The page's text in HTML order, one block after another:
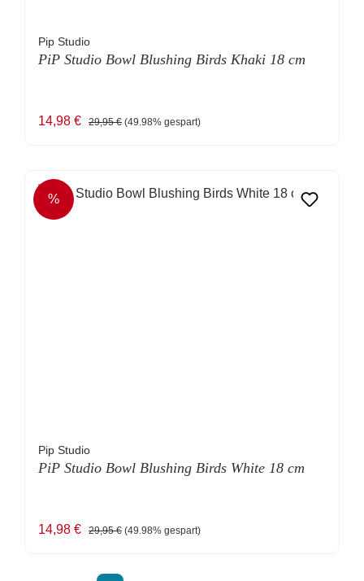
Pip Studio
PiP Studio Bowl Blushing Birds Khaki 18 cm
Verkaufspreis:
14,98 € Regulärer Preis:
29,95 € (49.98% gespart)
RABATT
%
Pip Studio
PiP Studio Bowl Blushing Birds White 18 cm
Verkaufspreis:
14,98 € Regulärer Preis:
29,95 € (49.98% gespart)